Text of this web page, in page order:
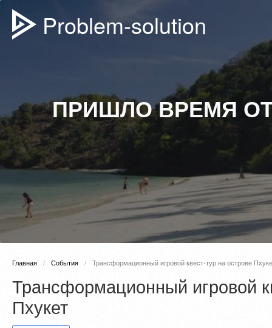
Problem-solution
ПРИШЛО ВРЕМЯ
Главная События Трансформационный игровой квест-тур на острове
Трансформационный игровой
Пхукет